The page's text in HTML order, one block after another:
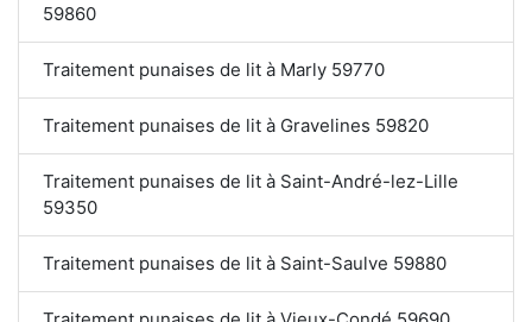
59860
Traitement punaises de lit à Marly 59770
Traitement punaises de lit à Gravelines 59820
Traitement punaises de lit à Saint-André-lez-Lille
59350
Traitement punaises de lit à Saint-Saulve 59880